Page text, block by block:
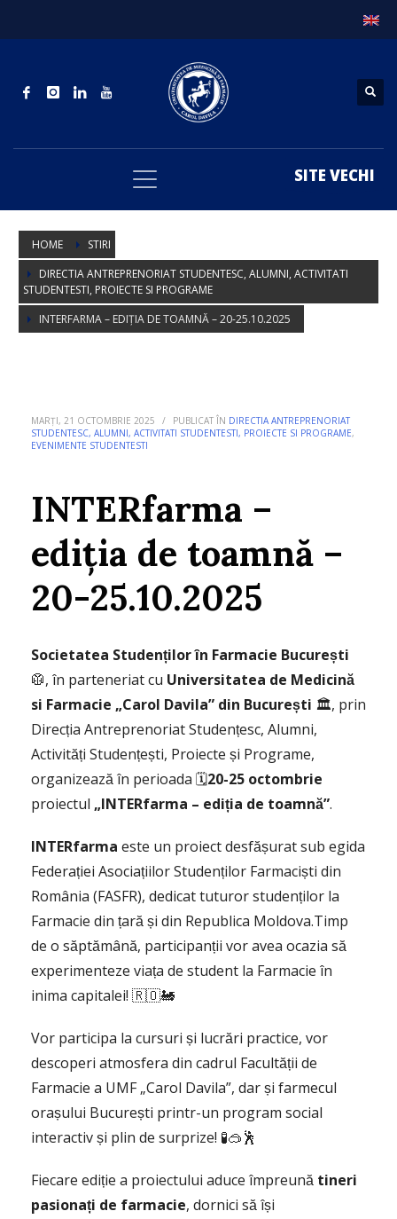
SITE VECHI
HOME
STIRI
DIRECTIA ANTREPRENORIAT STUDENTESC, ALUMNI, ACTIVITATI
STUDENTESTI, PROIECTE SI PROGRAME
INTERFARMA – EDIȚIA DE TOAMNĂ – 20-25.10.2025
MARȚI, 21 OCTOMBRIE 2025 / PUBLICAT ÎN DIRECTIA ANTREPRENORIAT
STUDENTESC, ALUMNI, ACTIVITATI STUDENTESTI, PROIECTE SI PROGRAME,
EVENIMENTE STUDENTESTI
INTERfarma –
ediția de toamnă –
20-25.10.2025
Societatea Studenților în Farmacie București
🥼, în parteneriat cu Universitatea de Medicină
si Farmacie „Carol Davila” din București 🏛️, prin
Direcția Antreprenoriat Studențesc, Alumni,
Activități Studențești, Proiecte și Programe,
organizează în perioada 🗓️20-25 octombrie
proiectul „INTERfarma – ediția de toamnă”.
INTERfarma este un proiect desfășurat sub egida
Federației Asociațiilor Studenților Farmaciști din
România (FASFR), dedicat tuturor studenților la
Farmacie din țară și din Republica Moldova.Timp
de o săptămână, participanții vor avea ocazia să
experimenteze viața de student la Farmacie în
inima capitalei! 🇷🇴🚂
Vor participa la cursuri și lucrări practice, vor
descoperi atmosfera din cadrul Facultății de
Farmacie a UMF „Carol Davila”, dar și farmecul
orașului București printr-un program social
interactiv și plin de surprize! 🧪🥽🕺
Fiecare ediție a proiectului aduce împreună tineri
pasionați de farmacie, dornici să își